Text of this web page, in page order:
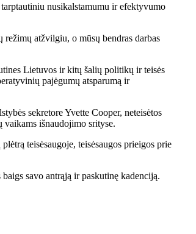
nusikalstamumu ir efektyvumo
atžvilgiu, o mūsų bendras darbas
Lietuvos ir kitų šalių politikų ir teisės
pajėgumų atsparumą ir
sekretore Yvette Cooper, neteisėtos
išnaudojimo srityse.
teisėsaugoje, teisėsaugos prieigos prie
savo antrąją ir paskutinę kadenciją.